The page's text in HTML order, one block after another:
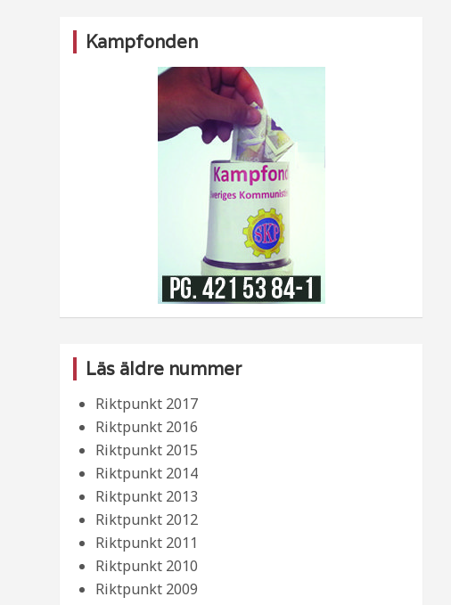
Kampfonden
Läs äldre nummer
Riktpunkt 2017
Riktpunkt 2016
Riktpunkt 2015
Riktpunkt 2014
Riktpunkt 2013
Riktpunkt 2012
Riktpunkt 2011
Riktpunkt 2010
Riktpunkt 2009